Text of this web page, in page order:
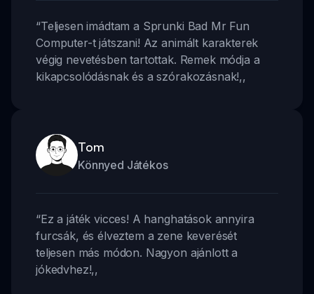
“Teljesen imádtam a Sprunki Bad Mr Fun
Computer-t játszani! Az animált karakterek
végig nevetésben tartottak. Remek módja a
kikapcsolódásnak és a szórakozásnak!,,
Tom
Könnyed Játékos
“Ez a játék vicces! A hanghatások annyira
furcsák, és élveztem a zene keverését
teljesen más módon. Nagyon ajánlott a
jókedvhez!,,